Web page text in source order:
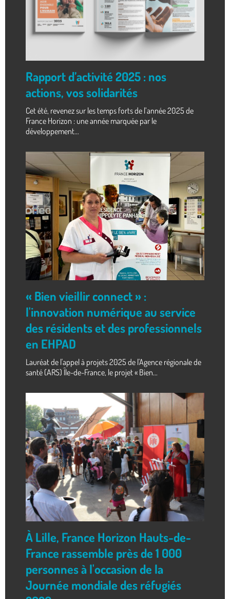
Rapport d’activité 2025 : nos
actions, vos solidarités
Cet été, revenez sur les temps forts de l’année 2025 de
France Horizon : une année marquée par le
développement...
« Bien vieillir connect » :
l'innovation numérique au service
des résidents et des professionnels
en EHPAD
Lauréat de l'appel à projets 2025 de l'Agence régionale de
santé (ARS) Île-de-France, le projet « Bien...
À Lille, France Horizon Hauts-de-
France rassemble près de 1 000
personnes à l'occasion de la
Journée mondiale des réfugiés